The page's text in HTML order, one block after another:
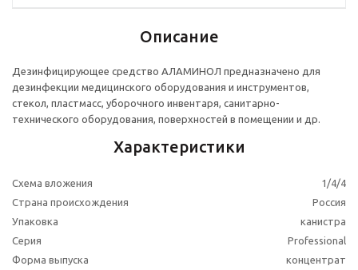
Описание
Дезинфицирующее средство АЛАМИНОЛ предназначено для
дезинфекции медицинского оборудования и инструментов,
стекол, пластмасс, уборочного инвентаря, санитарно-
технического оборудования, поверхностей в помещении и др.
Характеристики
Схема вложения
1/4/4
Страна происхождения
Россия
Упаковка
канистра
Серия
Professional
Форма выпуска
концентрат